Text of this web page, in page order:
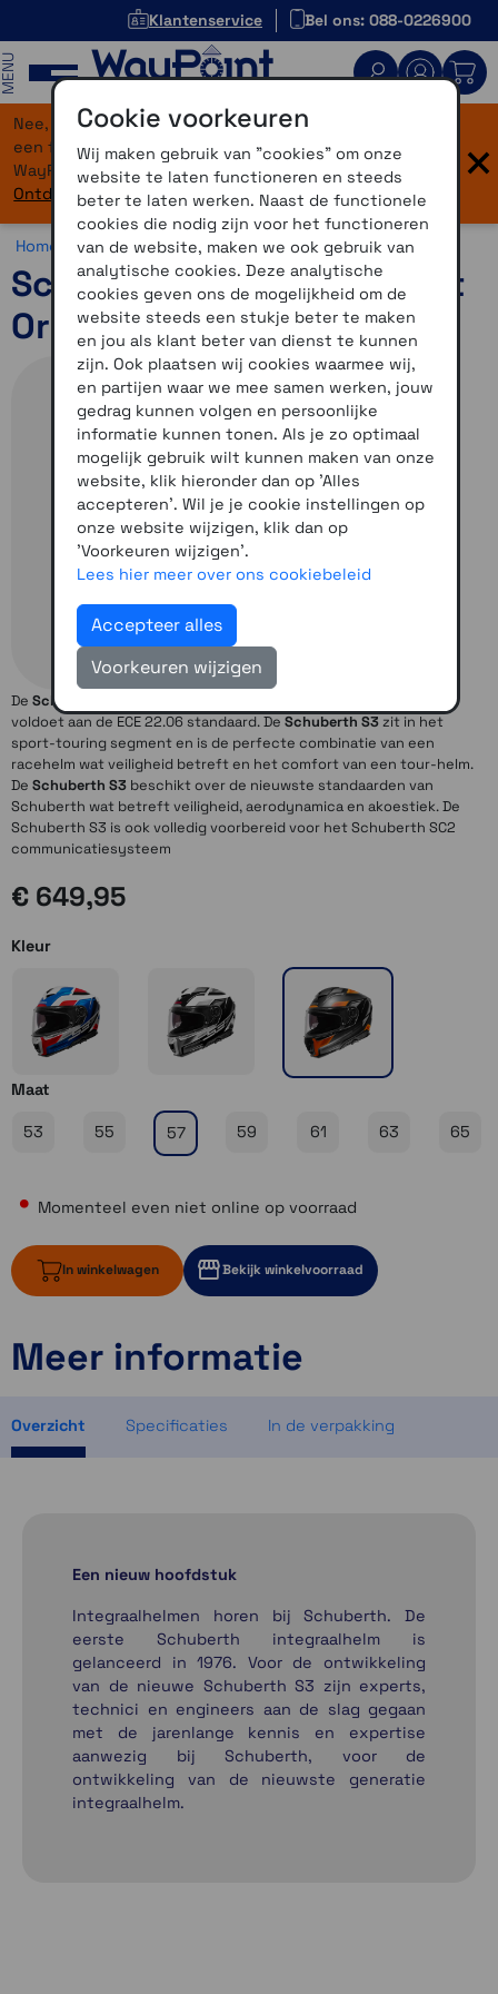
Klantenservice Bel ons: 088-0226900
Nee, je bent niet verdwaald! Onze website heeft
een flinke upgrade gekregen. Dezelfde vertrouwde
WayPoint-service, maar dan in een modern jasje.
Ontdek hier wat er allemaal nieuw is.
×
Home >Motor >Helmen >Schuberth S3
Schuberth S3 Storm Zwart
Oranje 57
De Schuberth S3
voldoet aan de ECE 22.06 standaard. De Schuberth S3zit in het
sport-touring segment en is de perfecte combinatie van een
racehelm wat veiligheid betreft en het comfort van een tour-helm.
De Schuberth S3 beschikt over de nieuwste standaarden van
Schuberth wat betreft veiligheid, aerodynamica en akoestiek. De
Schuberth S3 is ook volledig voorbereid voor het Schuberth SC2
communicatiesysteem
€ 649,95
Kleur
Maat
53 55 57 59 61 63 65
Momenteel even niet online op voorraad
In winkelwagen Bekijk winkelvoorraad
Momenteel even niet op voorraad
Momenteel even niet op voorraad
Meer informatie
Overzicht Specificaties In de verpakking
Een nieuw hoofdstuk
Integraalhelmen horen bij Schuberth. De
eerste Schuberth integraalhelm is
gelanceerd in 1976. Voor de ontwikkeling
van de nieuwe Schuberth S3 zijn experts,
technici en engineers aan de slag gegaan
met de jarenlange kennis en expertise
aanwezig bij Schuberth, voor de
ontwikkeling van de nieuwste generatie
integraalhelm.
Cookie voorkeuren
Wij maken gebruik van "cookies" om onze
website te laten functioneren en steeds
beter te laten werken. Naast de functionele
cookies die nodig zijn voor het functioneren
van de website, maken we ook gebruik van
analytische cookies. Deze analytische
cookies geven ons de mogelijkheid om de
website steeds een stukje beter te maken
en jou als klant beter van dienst te kunnen
zijn. Ook plaatsen wij cookies waarmee wij,
en partijen waar we mee samen werken, jouw
gedrag kunnen volgen en persoonlijke
informatie kunnen tonen. Als je zo optimaal
mogelijk gebruik wilt kunnen maken van onze
website, klik hieronder dan op 'Alles
accepteren'. Wil je je cookie instellingen op
onze website wijzigen, klik dan op
'Voorkeuren wijzigen'.
Lees hier meer over ons cookiebeleid
Accepteer alles
Voorkeuren wijzigen